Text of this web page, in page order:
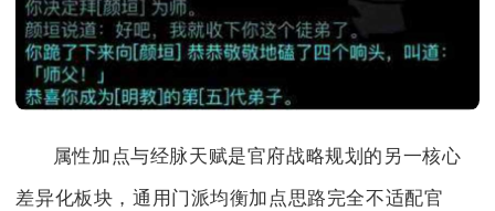
属性加点与经脉天赋是官府战略规划的另一核心
差异化板块，通用门派均衡加点思路完全不适配官